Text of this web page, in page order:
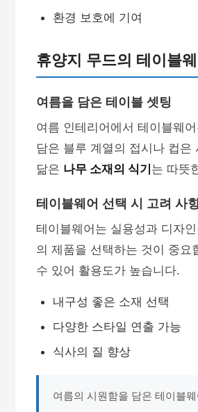
환경 보호에 기여
휴양지 무드의 테이블웨
여름을 담은 테이블 셋팅
여름 인테리어에서 테이블웨
담은 블루 계열의 접시나 컵
닮은 나무 소재의 식기 는 따뜻
테이블웨어 선택 시 고려 사
테이블웨어는 실용성과 디자
의 제품을 선택하는 것이 중
수 있어 활용도가 높습니다.
내구성 좋은 소재 선택
다양한 스타일 연출 가능
식사의 질 향상
여름의 시원함을 담은 테이블